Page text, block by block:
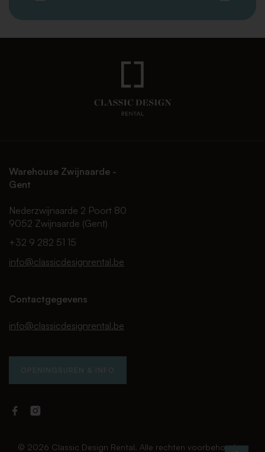
Warehouse Zwijnaarde -
Gent
Nederzwijnaarde 2 Poort 80
9052 Zwijnaarde (Gent)
+32 9 282 51 15
info@classicdesignrental.be
Contactgegevens
info@classicdesignrental.be
OPENINGSUREN & INFO
Facebook
Rental
Instagram
Rental
© 2026 Classic Design Rental. Alle rechten voorbehouden.